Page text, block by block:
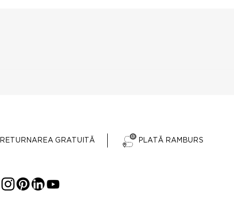
RETURNAREA GRATUITĂ PLATĂ RAMBURS